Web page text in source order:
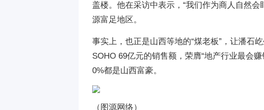
盖楼。他在采访中表示，“我们作为商人自然
源富足地区。
事实上，也正是山西等地的“煤老板”，让潘石
SOHO 69亿元的销售额，荣膺“地产行业最会
0%都是山西富豪。
（图源网络）